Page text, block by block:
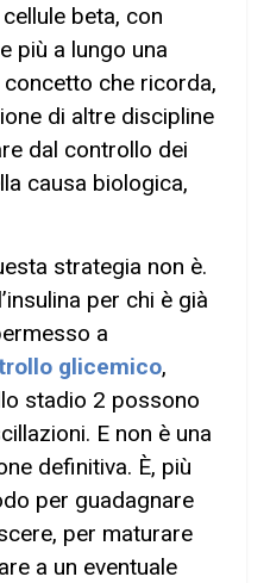
beta, con
più a lungo una
che ricorda,
di altre discipline
dal controllo dei
causa biologica,
strategia non è.
per chi è già
a
glicemico,
stadio 2 possono
E non è una
definitiva. È, più
per guadagnare
per maturare
a un eventuale